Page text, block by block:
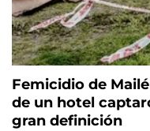
Femicidio de
de un hotel
gran definición